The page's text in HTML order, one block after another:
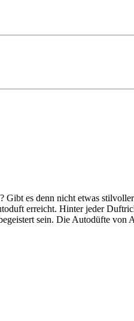
es denn nicht etwas
erreicht. Hinter jeder
sein. Die Autodüfte